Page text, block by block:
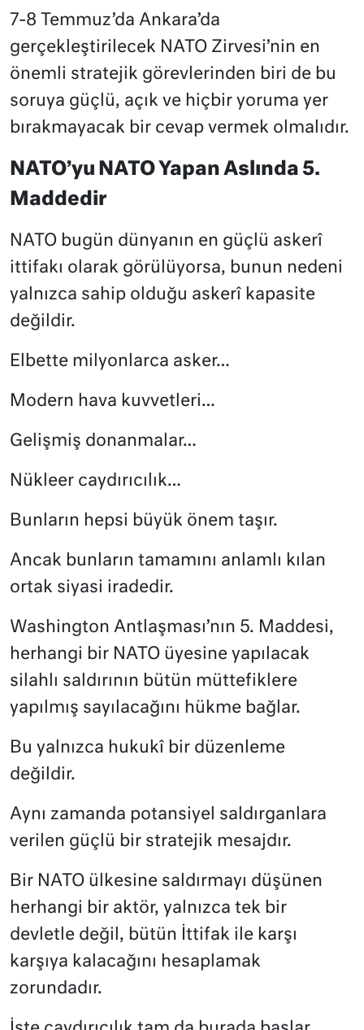
7-8 Temmuz’da Ankara’da
gerçekleştirilecek NATO Zirvesi’nin en
önemli stratejik görevlerinden biri de bu
soruya güçlü, açık ve hiçbir yoruma yer
bırakmayacak bir cevap vermek olmalıdır.
NATO’yu NATO Yapan Aslında 5.
Maddedir
NATO bugün dünyanın en güçlü askerî
ittifakı olarak görülüyorsa, bunun nedeni
yalnızca sahip olduğu askerî kapasite
değildir.
Elbette milyonlarca asker…
Modern hava kuvvetleri…
Gelişmiş donanmalar…
Nükleer caydırıcılık…
Bunların hepsi büyük önem taşır.
Ancak bunların tamamını anlamlı kılan
ortak siyasi iradedir.
Washington Antlaşması’nın 5. Maddesi,
herhangi bir NATO üyesine yapılacak
silahlı saldırının bütün müttefiklere
yapılmış sayılacağını hükme bağlar.
Bu yalnızca hukukî bir düzenleme
değildir.
Aynı zamanda potansiyel saldırganlara
verilen güçlü bir stratejik mesajdır.
Bir NATO ülkesine saldırmayı düşünen
herhangi bir aktör, yalnızca tek bir
devletle değil, bütün İttifak ile karşı
karşıya kalacağını hesaplamak
zorundadır.